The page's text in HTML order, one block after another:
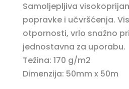
Samoljepljiva
popravke i učvršćenja.
otpornosti, vrlo snažno
jednostavna za uporabu.
Težina: 170 g/m2
Dimenzija: 50mm x 50m